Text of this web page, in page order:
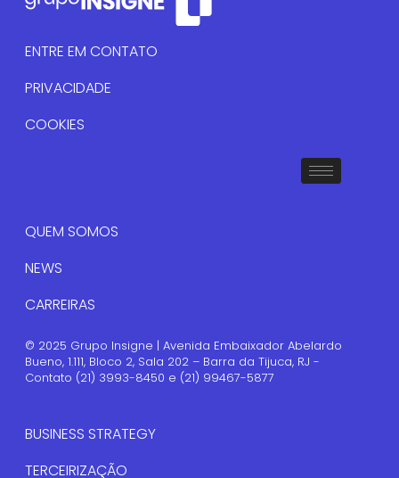
ENTRE EM CONTATO
PRIVACIDADE
COOKIES
QUEM SOMOS
NEWS
CARREIRAS
© 2025 Grupo Insigne | Avenida Embaixador Abelardo
Bueno, 1.111, Bloco 2, Sala 202 – Barra da Tijuca, RJ -
Contato (21) 3993-8450 e (21) 99467-5877
BUSINESS STRATEGY
TERCEIRIZAÇÃO